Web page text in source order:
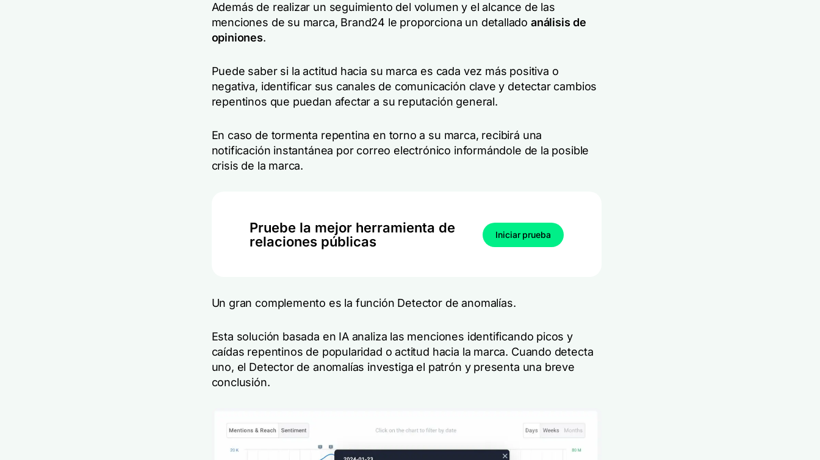
Además de realizar un seguimiento del volumen y el alcance de las
menciones de su marca, Brand24 le proporciona un detallado análisis de
opiniones.
Puede saber si la actitud hacia su marca es cada vez más positiva o
negativa, identificar sus canales de comunicación clave y detectar cambios
repentinos que puedan afectar a su reputación general.
En caso de tormenta repentina en torno a su marca, recibirá una
notificación instantánea por correo electrónico informándole de la posible
crisis de la marca.
Pruebe la mejor herramienta de
relaciones públicas
Iniciar prueba
Un gran complemento es la función Detector de anomalías.
Esta solución basada en IA analiza las menciones identificando picos y
caídas repentinos de popularidad o actitud hacia la marca. Cuando detecta
uno, el Detector de anomalías investiga el patrón y presenta una breve
conclusión.